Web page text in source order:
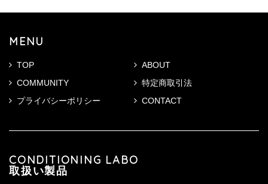
MENU
TOP
ABOUT
COMMUNITY
特定商取引法
プライバシーポリシー
CONTACT
CONDITIONING LABO
取扱い製品